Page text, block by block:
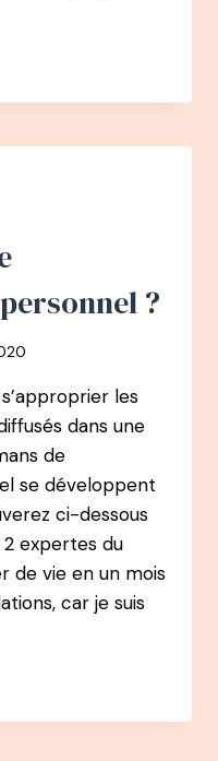
?
les
dans une
de
se développent
ci-dessous
expertes du
de vie en un mois
car je suis